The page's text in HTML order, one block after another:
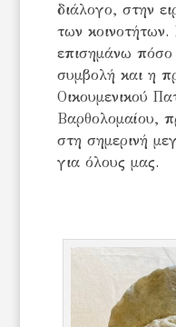
διάλογο, στην
των
επισημάνω πόσο
συμβολή και η
Οικουμενικού
Βαρθολομαίου,
στη σημερινή
για όλους μας.